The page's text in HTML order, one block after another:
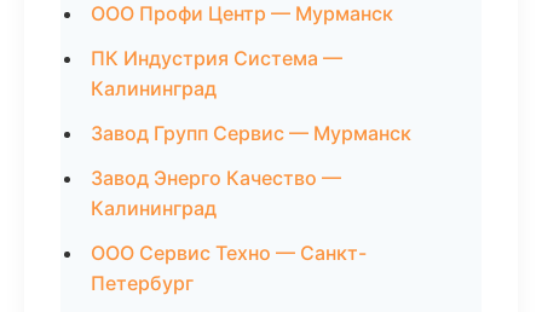
ООО Профи Центр — Мурманск
ПК Индустрия Система —
Калининград
Завод Групп Сервис — Мурманск
Завод Энерго Качество —
Калининград
ООО Сервис Техно — Санкт-
Петербург